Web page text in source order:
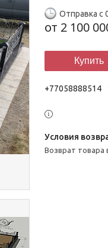
Отправка с
от 2 100
Купить
+77058888514
возврат товара